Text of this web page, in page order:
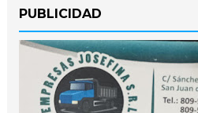
PUBLICIDAD